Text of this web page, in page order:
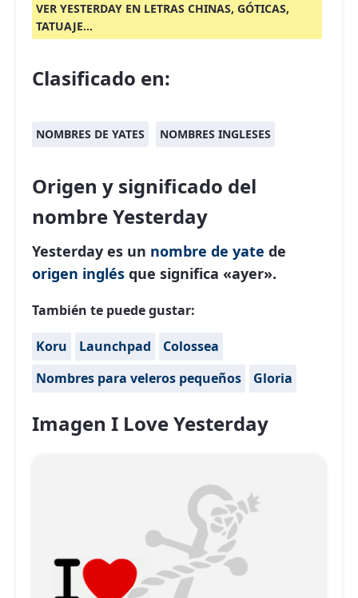
VER YESTERDAY EN LETRAS CHINAS, GÓTICAS,
TATUAJE...
Clasificado en:
NOMBRES DE YATES NOMBRES INGLESES
Origen y significado del
nombre Yesterday
Yesterday es un nombre de yate de
origen inglés que significa «ayer».
También te puede gustar:
Koru Launchpad
Colossea
Nombres para veleros pequeños
Gloria
Imagen I Love Yesterday